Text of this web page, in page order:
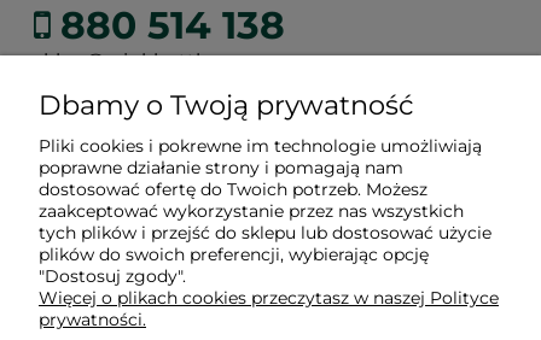
880 514 138
sklep@winkbottle.com
Zakupy
Informacje
O nas
Dbamy o Twoją prywatność
Pliki cookies i pokrewne im technologie umożliwiają
poprawne działanie strony i pomagają nam
dostosować ofertę do Twoich potrzeb. Możesz
zaakceptować wykorzystanie przez nas wszystkich
tych plików i przejść do sklepu lub dostosować użycie
plików do swoich preferencji, wybierając opcję
"Dostosuj zgody".
Więcej o plikach cookies przeczytasz w naszej Polityce
prywatności.